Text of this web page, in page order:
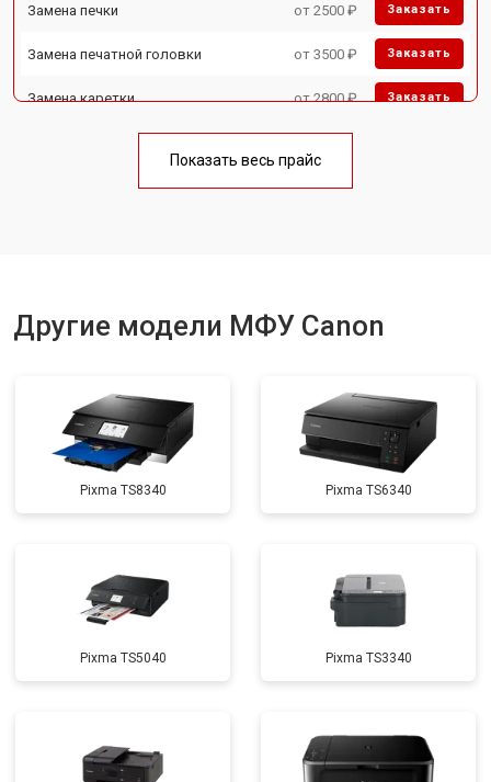
Замена печки от 2500 ₽ Заказать
Замена печатной головки от 3500 ₽ Заказать
Замена каретки от 2800 ₽ Заказать
Замена блока питания от 2500 ₽
Показать весь прайс
Другие модели МФУ Canon
Pixma TS8340 Pixma TS6340
Pixma TS5040 Pixma TS3340